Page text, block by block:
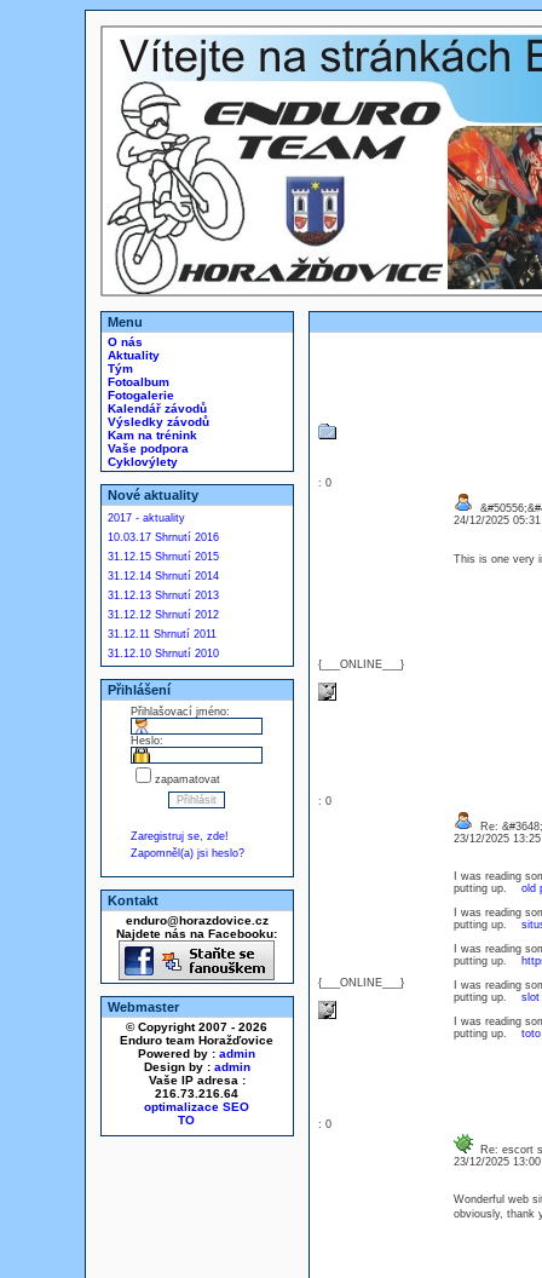
Menu
O nás
Aktuality
Tým
Fotoalbum
Fotogalerie
Kalendář závodů
Výsledky závodů
Kam na trénink
Vaše podpora
Cyklovýlety
Nové aktuality
2017 - aktuality
10.03.17 Shrnutí 2016
31.12.15 Shrnutí 2015
31.12.14 Shrnutí 2014
31.12.13 Shrnutí 2013
31.12.12 Shrnutí 2012
31.12.11 Shrnutí 2011
31.12.10 Shrnutí 2010
Přihlášení
Přihlašovací jméno:
Heslo:
zapamatovat
Zaregistruj se, zde!
Zapomněl(a) jsi heslo?
Kontakt
enduro@horazdovice.cz
Najdete nás na Facebooku:
Webmaster
© Copyright 2007 - 2026
Enduro team Horažďovice
Powered by : admin
Design by : admin
Vaše IP adresa :
216.73.216.64
optimalizace SEO
: 0
{___ONLINE___}
24/12/2025
This is one very
: 0
{___ONLINE___}
Re:
23/12/2025
I was reading
putting up. old
I was reading
putting up.
I was reading
putting up.
I was reading
putting up. slot
I was reading
putting up. toto
: 0
Re: escort
23/12/2025
Wonderful web
obviously, thank